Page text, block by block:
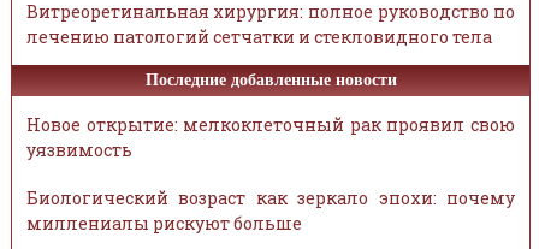
Витреоретинальная хирургия: полное руководство по
лечению патологий сетчатки и стекловидного тела
Последние добавленные новости
Новое открытие: мелкоклеточный рак проявил свою
уязвимость
Биологический возраст как зеркало эпохи: почему
миллениалы рискуют больше